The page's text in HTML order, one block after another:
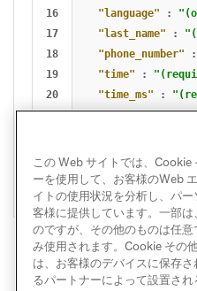
16
17
18
19
20
21
23
"language"
:
"last_name"
:
"phone_number"
:
"time"
:
"time_ms"
:
"timezone" :
"user_id"
:
}
この Web サイトでは、Cookie
ーを使用して、お客様のWeb
イトの使用状況を分析し、パ
客様に提供しています。一部
のですが、その他のものは任
み使用されます。Cookie その
は、お客様のデバイスに保存
るパートナーによって設置さ